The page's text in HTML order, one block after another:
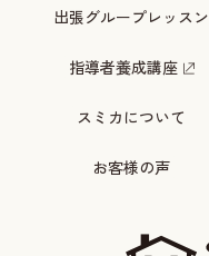
出張グループレッスン
指導者養成講座
スミカについて
お客様の声